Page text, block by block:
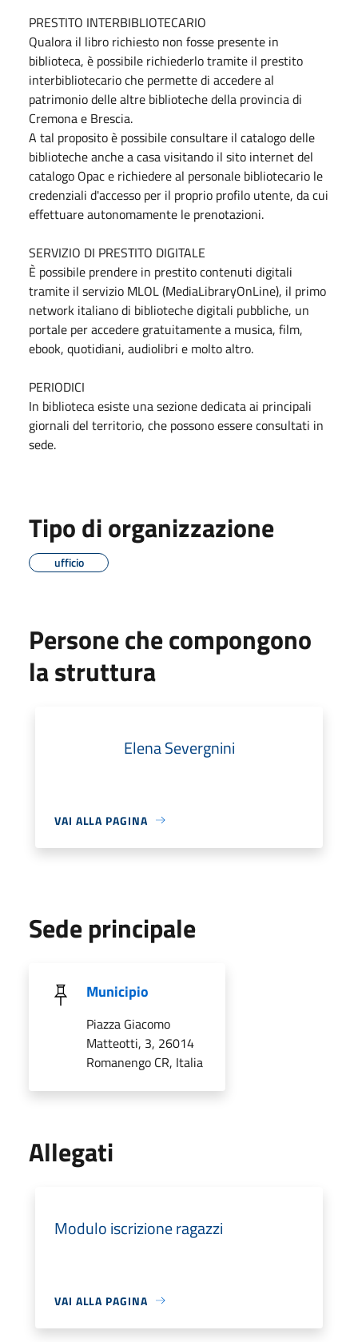
PRESTITO INTERBIBLIOTECARIO
Qualora il libro richiesto non fosse presente in
biblioteca, è possibile richiederlo tramite il prestito
interbibliotecario che permette di accedere al
patrimonio delle altre biblioteche della provincia di
Cremona e Brescia.
A tal proposito è possibile consultare il catalogo delle
biblioteche anche a casa visitando il sito internet del
catalogo Opac e richiedere al personale bibliotecario le
credenziali d'accesso per il proprio profilo utente, da cui
effettuare autonomamente le prenotazioni.
SERVIZIO DI PRESTITO DIGITALE
È possibile prendere in prestito contenuti digitali
tramite il servizio MLOL (MediaLibraryOnLine), il primo
network italiano di biblioteche digitali pubbliche, un
portale per accedere gratuitamente a musica, film,
ebook, quotidiani, audiolibri e molto altro.
PERIODICI
In biblioteca esiste una sezione dedicata ai principali
giornali del territorio, che possono essere consultati in
sede.
Tipo di organizzazione
ufficio
Persone che compongono
la struttura
Elena Severgnini
VAI ALLA PAGINA
Sede principale
Municipio
Piazza Giacomo
Matteotti, 3, 26014
Romanengo CR, Italia
Allegati
Modulo iscrizione ragazzi
VAI ALLA PAGINA